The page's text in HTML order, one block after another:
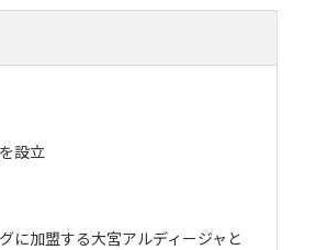
設立
に加盟する大宮アルディージャと